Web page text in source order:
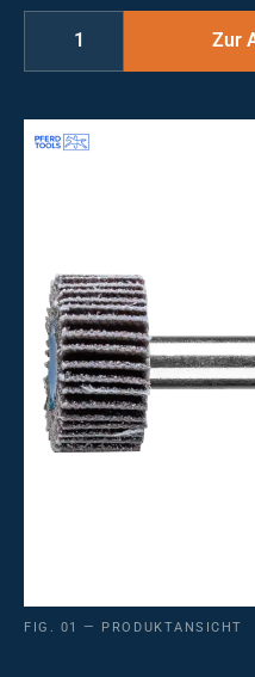
FIG. 01 — PRODUKTANSICHT